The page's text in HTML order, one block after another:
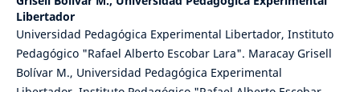
Libertador
Universidad Pedagógica Experimental Libertador, Instituto
Pedagógico "Rafael Alberto Escobar Lara". Maracay Grisell
Bolívar M., Universidad Pedagógica Experimental